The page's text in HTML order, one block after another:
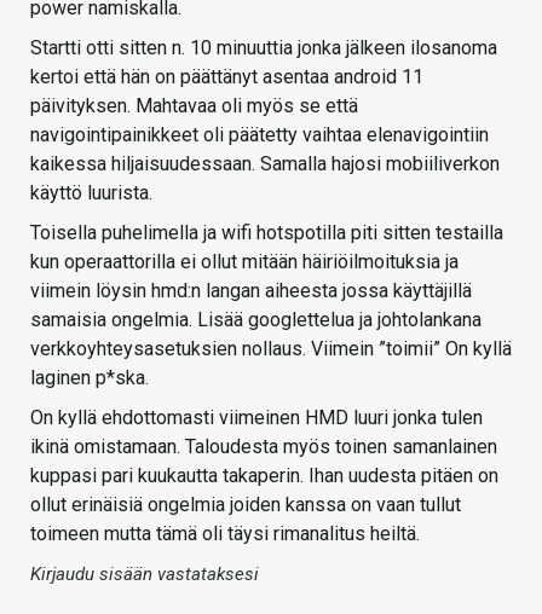
power namiskalla.
Startti otti sitten n. 10 minuuttia jonka jälkeen ilosanoma
kertoi että hän on päättänyt asentaa android 11
päivityksen. Mahtavaa oli myös se että
navigointipainikkeet oli päätetty vaihtaa elenavigointiin
kaikessa hiljaisuudessaan. Samalla hajosi mobiiliverkon
käyttö luurista.
Toisella puhelimella ja wifi hotspotilla piti sitten testailla
kun operaattorilla ei ollut mitään häiriöilmoituksia ja
viimein löysin hmd:n langan aiheesta jossa käyttäjillä
samaisia ongelmia. Lisää googlettelua ja johtolankana
verkkoyhteysasetuksien nollaus. Viimein ”toimii” On kyllä
laginen p*ska.
On kyllä ehdottomasti viimeinen HMD luuri jonka tulen
ikinä omistamaan. Taloudesta myös toinen samanlainen
kuppasi pari kuukautta takaperin. Ihan uudesta pitäen on
ollut erinäisiä ongelmia joiden kanssa on vaan tullut
toimeen mutta tämä oli täysi rimanalitus heiltä.
Kirjaudu sisään vastataksesi